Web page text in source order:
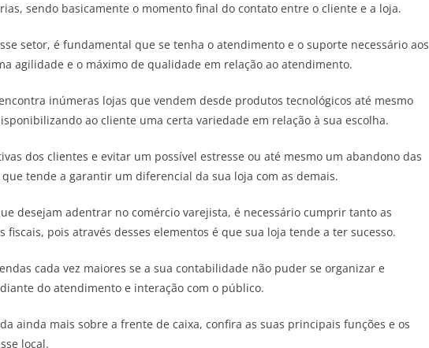
sendo basicamente o momento final do contato entre o cliente e a loja.
setor, é fundamental que se tenha o atendimento e o suporte necessário aos
agilidade e o máximo de qualidade em relação ao atendimento.
inúmeras lojas que vendem desde produtos tecnológicos até mesmo
ao cliente uma certa variedade em relação à sua escolha.
dos clientes e evitar um possível estresse ou até mesmo um abandono das
tende a garantir um diferencial da sua loja com as demais.
desejam adentrar no comércio varejista, é necessário cumprir tanto as
fiscais, pois através desses elementos é que sua loja tende a ter sucesso.
cada vez maiores se a sua contabilidade não puder se organizar e
do atendimento e interação com o público.
ainda mais sobre a frente de caixa, confira as suas principais funções e os
local.